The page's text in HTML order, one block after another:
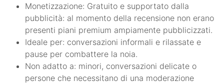
Monetizzazione: Gratuito e supportato dalla
pubblicità: al momento della recensione non erano
presenti piani premium ampiamente pubblicizzati.
Ideale per: conversazioni informali e rilassate e
pause per combattere la noia.
Non adatto a: minori, conversazioni delicate o
persone che necessitano di una moderazione